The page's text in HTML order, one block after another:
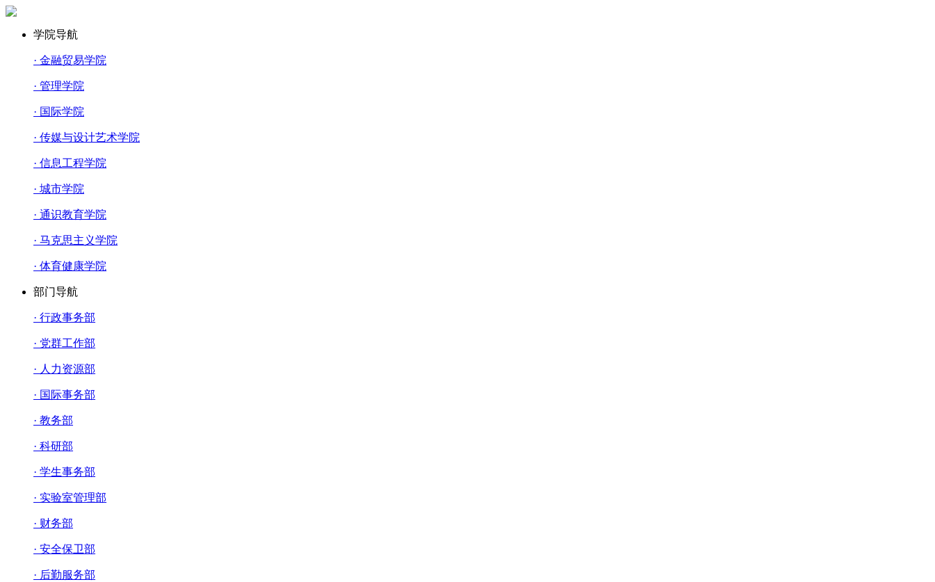
学院导航
· 金融贸易学院
· 管理学院
· 国际学院
· 传媒与设计艺术学院
· 信息工程学院
· 城市学院
· 通识教育学院
· 马克思主义学院
· 体育健康学院
部门导航
· 行政事务部
· 党群工作部
· 人力资源部
· 国际事务部
· 教务部
· 科研部
· 学生事务部
· 实验室管理部
· 财务部
· 安全保卫部
· 后勤服务部